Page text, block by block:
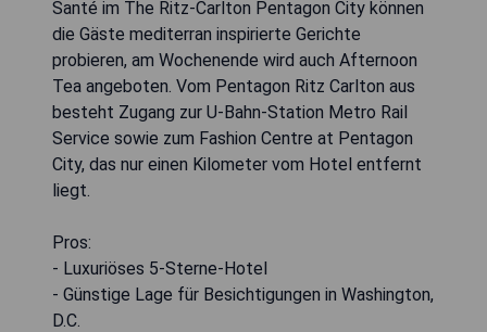
Santé im The Ritz-Carlton Pentagon City können
die Gäste mediterran inspirierte Gerichte
probieren, am Wochenende wird auch Afternoon
Tea angeboten. Vom Pentagon Ritz Carlton aus
besteht Zugang zur U-Bahn-Station Metro Rail
Service sowie zum Fashion Centre at Pentagon
City, das nur einen Kilometer vom Hotel entfernt
liegt.
Pros:
- Luxuriöses 5-Sterne-Hotel
- Günstige Lage für Besichtigungen in Washington,
D.C.